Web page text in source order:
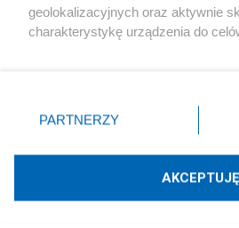
Technologię dostarcza:
geolokalizacyjnych oraz aktywnie
charakterystykę urządzenia do
zmienić/wycofać klikając przycisk
znajdujący się w lewym dolnym
rodzaje przetwarzania danych nie
użytkownika, ale masz prawo
przetwarzaniu. Preferencje będą
PARTNERZY
AKCEPTUJĘ